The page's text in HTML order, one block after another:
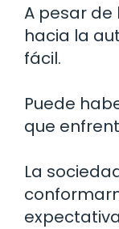
A pesar de
hacia la
fácil.
Puede
que
La